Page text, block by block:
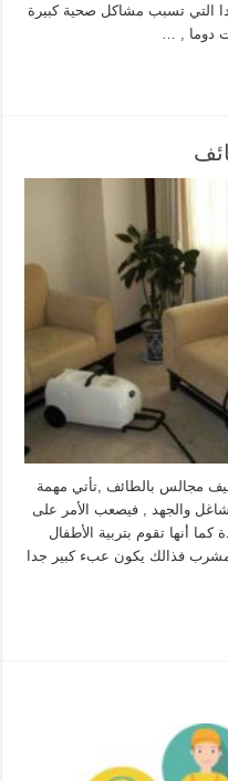
التي تسبب مشاكل صحية كبيرة
دوما , …
مجالس بالطائف ,تأتي مهمة
والجهد , فيصعب الأمر على
أنها تقوم بتربية الأطفال
فذالك يكون عبء كبير جدا